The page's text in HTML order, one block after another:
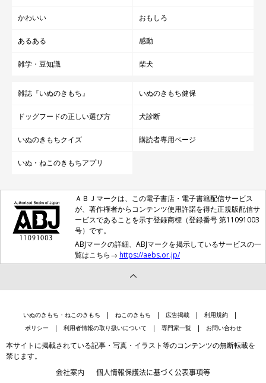
かわいい おもしろ
あるある 感動
雑学・豆知識 柴犬
雑誌『いぬのきもち』 いぬのきもち健保
ドッグフードの正しい選び方 犬診断
いぬのきもちクイズ 購読者専用ページ
いぬ・ねこのきもちアプリ
ＡＢＪマークは、この電子書店・電子書籍配信サービス
が、著作権者からコンテンツ使用許諾を得た正規版配信サ
ービスであることを示す登録商標（登録番号 第11091003
号）です。
ABJマークの詳細、ABJマークを掲示しているサービスの一
覧はこちら→ https://aebs.or.jp/
いぬのきもち・ねこのきもち ねこのきもち 広告掲載
利用規約
ポリシー
利用者情報の取り扱いについて 専門家一覧 お問い合わせ
本サイトに掲載されている記事・写真・イラスト等のコンテンツの無断転載を
禁じます。
会社案内 個人情報保護法に基づく公表事項等